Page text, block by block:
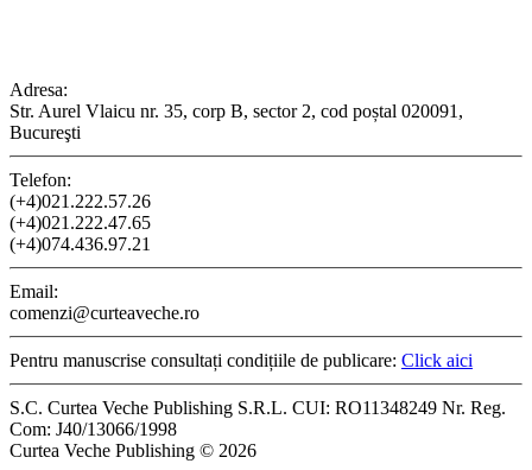
Adresa:
Str. Aurel Vlaicu nr. 35, corp B, sector 2, cod poștal 020091,
Bucureşti
Telefon:
(+4)021.222.57.26
(+4)021.222.47.65
(+4)074.436.97.21
Email:
comenzi@curteaveche.ro
Pentru manuscrise consultați condițiile de publicare: Click aici
S.C. Curtea Veche Publishing S.R.L. CUI: RO11348249 Nr. Reg.
Com: J40/13066/1998
Curtea Veche Publishing © 2026